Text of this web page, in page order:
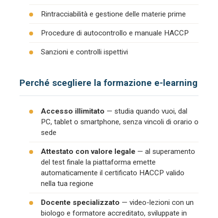
Rintracciabilità e gestione delle materie prime
Procedure di autocontrollo e manuale HACCP
Sanzioni e controlli ispettivi
Perché scegliere la formazione e-learning
Accesso illimitato — studia quando vuoi, dal
PC, tablet o smartphone, senza vincoli di orario o
sede
Attestato con valore legale — al superamento
del test finale la piattaforma emette
automaticamente il certificato HACCP valido
nella tua regione
Docente specializzato — video-lezioni con un
biologo e formatore accreditato, sviluppate in